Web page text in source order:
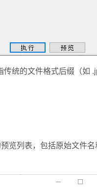
统的文件格式后缀（如
览列表，包括原始文件名